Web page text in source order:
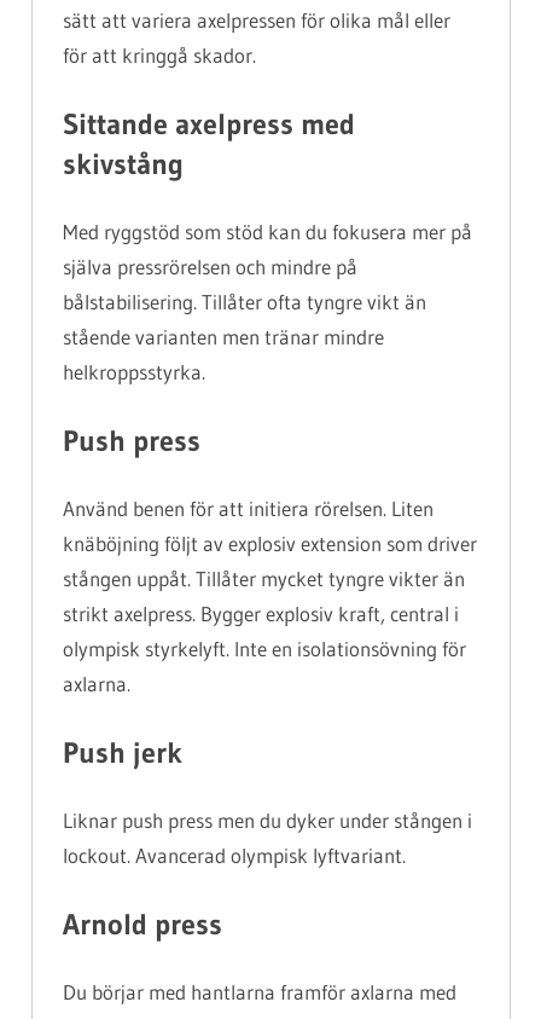
sätt att variera axelpressen för olika mål eller
för att kringgå skador.
Sittande axelpress med
skivstång
Med ryggstöd som stöd kan du fokusera mer på
själva pressrörelsen och mindre på
bålstabilisering. Tillåter ofta tyngre vikt än
stående varianten men tränar mindre
helkroppsstyrka.
Push press
Använd benen för att initiera rörelsen. Liten
knäböjning följt av explosiv extension som driver
stången uppåt. Tillåter mycket tyngre vikter än
strikt axelpress. Bygger explosiv kraft, central i
olympisk styrkelyft. Inte en isolationsövning för
axlarna.
Push jerk
Liknar push press men du dyker under stången i
lockout. Avancerad olympisk lyftvariant.
Arnold press
Du börjar med hantlarna framför axlarna med